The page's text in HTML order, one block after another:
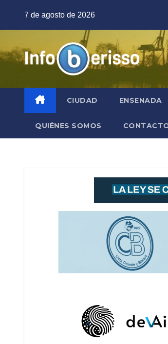
7 de agosto de 2026
CIUDAD ENSENADA
QUIÉNES SOMOS